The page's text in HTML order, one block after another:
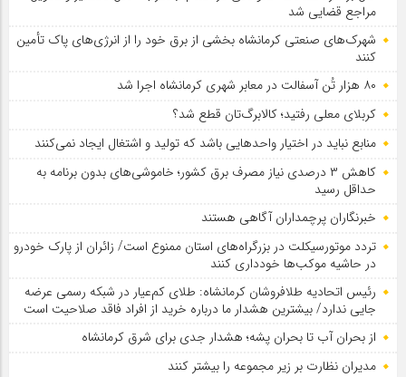
مراجع قضایی شد
شهرک‌های صنعتی کرمانشاه بخشی از برق خود را از انرژی‌های پاک تأمین
کنند
۸۰ هزار تُن آسفالت در معابر شهری کرمانشاه اجرا شد
کربلای معلی رفتید؛ کالابرگ‌تان قطع شد؟
منابع نباید در اختیار واحدهایی باشد که تولید و اشتغال ایجاد نمی‌کنند
کاهش ۳ درصدی نیاز مصرف برق کشور؛ خاموشی‌های بدون برنامه به
حداقل رسید
خبرنگاران پرچمداران آگاهی هستند
تردد موتورسیکلت در بزرگراه‌های استان ممنوع است/ زائران از پارک خودرو
در حاشیه موکب‌ها خودداری کنند
رئیس اتحادیه طلافروشان کرمانشاه: طلای کم‌عیار در شبکه رسمی عرضه
جایی ندارد/ بیشترین هشدار ما درباره خرید از افراد فاقد صلاحیت است
از بحران آب تا بحران پشه؛ هشدار جدی برای شرق کرمانشاه
مدیران نظارت بر زیر مجموعه را بیشتر کنند